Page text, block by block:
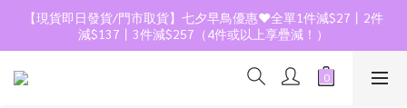
【現貨即日發貨/門市取貨】七夕早鳥優惠❤️全單1件減$27丨2件
減$137丨3件減$257（4件或以上享疊減！）